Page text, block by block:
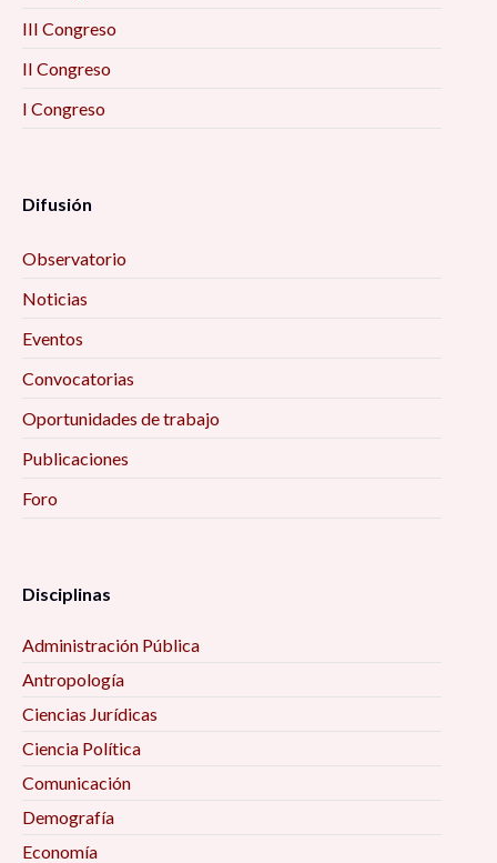
III Congreso
II Congreso
I Congreso
Difusión
Observatorio
Noticias
Eventos
Convocatorias
Oportunidades de trabajo
Publicaciones
Foro
Disciplinas
Administración Pública
Antropología
Ciencias Jurídicas
Ciencia Política
Comunicación
Demografía
Economía